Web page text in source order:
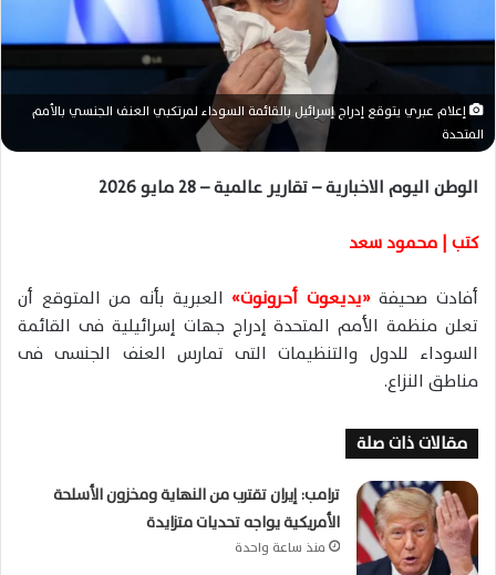
ل
و
ن
ا
إعلام عبري يتوقع إدراج إسرائيل بالقائمة السوداء لمرتكبي العنف الجنسي بالأمم
المتحدة
الوطن اليوم الاخبارية – تقارير عالمية – 28 مايو 2026
كتب | محمود سعد
أفادت صحيفة«يديعوت أحرونوت» العبرية بأنه من المتوقع أن
تعلن منظمة الأمم المتحدة إدراج جهات إسرائيلية فى القائمة
السوداء للدول والتنظيمات التى تمارس العنف الجنسى فى
مناطق النزاع.
مقالات ذات صلة
ترامب: إيران تقترب من النهاية ومخزون الأسلحة
الأمريكية يواجه تحديات متزايدة
منذ ساعة واحدة